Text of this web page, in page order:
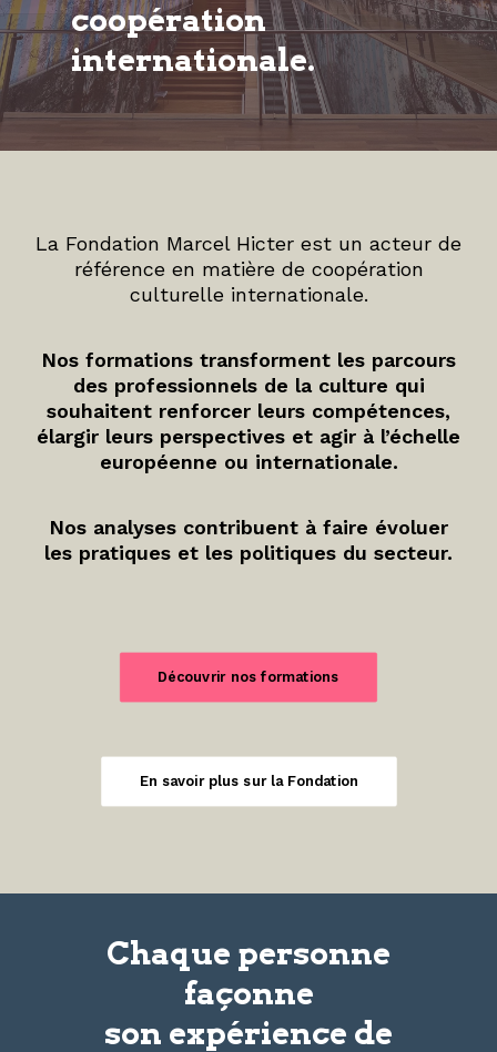
coopération
internationale.
La Fondation Marcel Hicter est un acteur de
référence en matière de coopération
culturelle internationale.
Nos formations transforment les parcours
des professionnels de la culture qui
souhaitent renforcer leurs compétences,
élargir leurs perspectives et agir à l’échelle
européenne ou internationale.
Nos analyses contribuent à faire évoluer
les pratiques et les politiques du secteur.
Découvrir nos formations
En savoir plus sur la Fondation
Chaque personne
façonne
son expérience de